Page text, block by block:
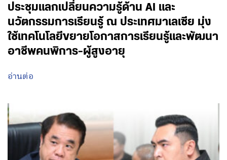
ประชุมแลกเปลี่ยนความรู้ด้าน AI และ
นวัตกรรมการเรียนรู้ ณ ประเทศมาเลเซีย มุ่ง
ใช้เทคโนโลยีขยายโอกาสการเรียนรู้และพัฒนา
อาชีพคนพิการ-ผู้สูงอายุ
อ่านต่อ